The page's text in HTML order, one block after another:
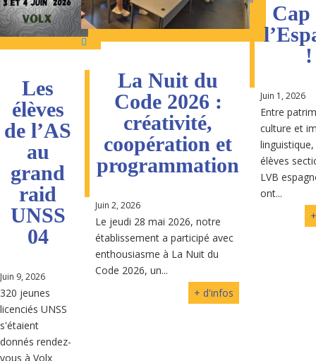
Les
élèves
de l’AS
au
grand
raid
UNSS
04
Juin 9, 2026
320 jeunes
licenciés UNSS
s'étaient
donnés rendez-
vous à Volx
La Nuit du
Code 2026 :
créativité,
coopération et
programmation
Juin 2, 2026
Le jeudi 28 mai 2026, notre
établissement a participé avec
enthousiasme à La Nuit du
Code 2026, un...
+ d'infos
Cap
!
Juin 1, 2026
Entre
culture et
élèves
LVB
ont...